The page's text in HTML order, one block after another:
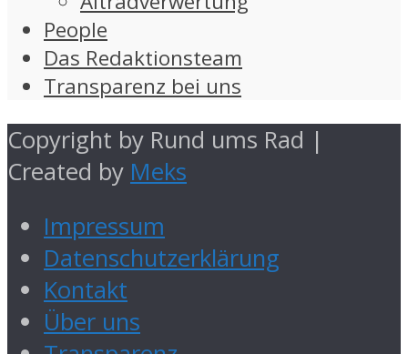
People
Das Redaktionsteam
Transparenz bei uns
Copyright by Rund ums Rad |
Created by Meks
Impressum
Datenschutzerklärung
Kontakt
Über uns